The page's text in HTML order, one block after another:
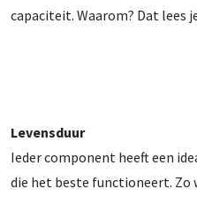
capaciteit. Waarom? Dat lees
Levensduur
Ieder component heeft een
die het beste functioneert.